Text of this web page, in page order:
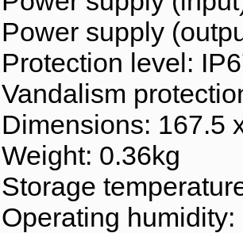
Power supply
Protection level:
Vandalism
Dimensions: 167.5
Weight: 0.36kg
Storage
Operating